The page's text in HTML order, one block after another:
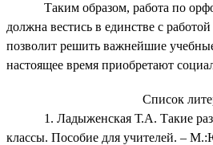
Таким образом, работа по
должна вестись в единстве с
позволит решить важнейшие
настоящее время приобретают
Список
1. Ладыженская Т.А. Такие
классы. Пособие для учителей. –